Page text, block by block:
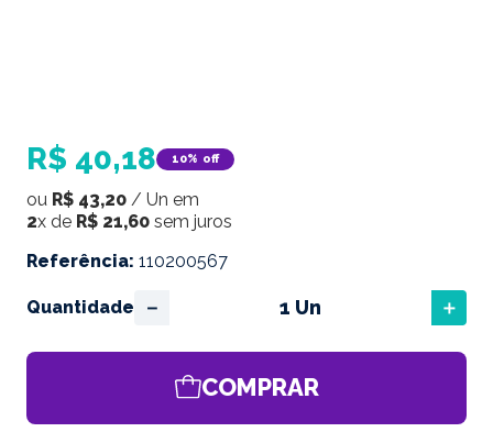
R$ 40,18 10% off
ou R$ 43,20 / Un em
2x de R$ 21,60 sem juros
Referência: 110200567
Quantidade ＋
－
COMPRAR